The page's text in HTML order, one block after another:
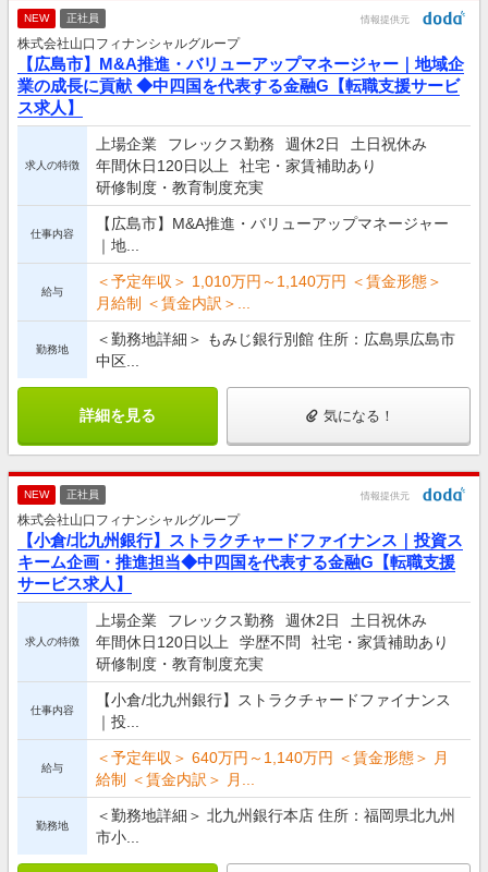
NEW 正社員 情報提供元
株式会社山口フィナンシャルグループ
【広島市】M&A推進・バリューアップマネージャー｜地域企
業の成長に貢献 ◆中四国を代表する金融G【転職支援サービ
ス求人】
求人の特徴
上場企業 フレックス勤務 週休2日
土日祝休み
年間休日120日以上
社宅・家賃補助あり
研修制度・教育制度充実
仕事内容
【広島市】M&A推進・バリューアップマネージャー
｜地...
給与
＜予定年収＞ 1,010万円～1,140万円 ＜賃金形態＞
月給制 ＜賃金内訳＞...
勤務地
＜勤務地詳細＞ もみじ銀行別館 住所：広島県広島市
中区...
詳細を見る 気になる！
NEW 正社員 情報提供元
株式会社山口フィナンシャルグループ
【小倉/北九州銀行】ストラクチャードファイナンス｜投資ス
キーム企画・推進担当◆中四国を代表する金融G【転職支援
サービス求人】
求人の特徴
上場企業 フレックス勤務 週休2日
土日祝休み
年間休日120日以上
学歴不問
社宅・家賃補助あり
研修制度・教育制度充実
仕事内容
【小倉/北九州銀行】ストラクチャードファイナンス
｜投...
給与
＜予定年収＞ 640万円～1,140万円 ＜賃金形態＞ 月
給制 ＜賃金内訳＞ 月...
勤務地
＜勤務地詳細＞ 北九州銀行本店 住所：福岡県北九州
市小...